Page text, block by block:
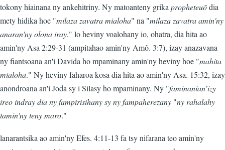
tokony hiainana ny ankehitriny. Ny matoanteny grika propheteuōdia
mety hidika hoe "milaza zavatra mialoha" na "milaza zavatra amin'ny
anaran'ny olona iray." lo heviny voalohany io, ohatra, dia hita ao
amin'ny Asa 2:29-31 (ampitahao amin'ny Amô. 3:7), izay anazavana
ny fiantsoana an'i Davida ho mpaminany amin'ny heviny hoe "mahita
mialoha." Ny heviny faharoa kosa dia hita ao amin'ny Asa. 15:32, izay
anondroana an'i Joda sy i Silasy ho mpaminany. Ny "faminanian’izy
ireo indray dia ny fampirisihany sy ny fampaherezany "ny rahalahy
tamin'ny teny maro."
lanarantsika ao amin'ny Efes. 4:11-13 fa tsy nifarana teo amin'ny